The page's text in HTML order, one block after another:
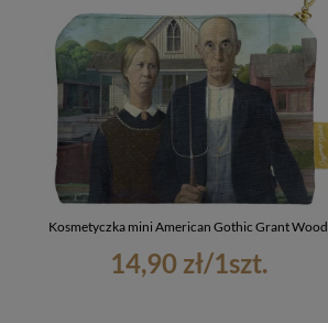
Kosmetyczka mini American Gothic Grant Wood
14,90 zł/1szt.